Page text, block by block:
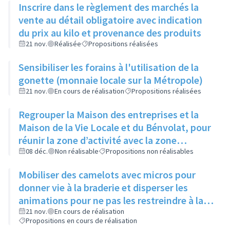
Inscrire dans le règlement des marchés la
vente au détail obligatoire avec indication
du prix au kilo et provenance des produits
21 nov. Réalisée Propositions réalisées
Sensibiliser les forains à l'utilisation de la
gonette (monnaie locale sur la Métropole)
21 nov. En cours de réalisation Propositions réalisées
Regrouper la Maison des entreprises et la
Maison de la Vie Locale et du Bénvolat, pour
réunir la zone d’activité avec la zone
associative
08 déc. Non réalisable Propositions non réalisables
Mobiliser des camelots avec micros pour
donner vie à la braderie et disperser les
animations pour ne pas les restreindre à la
place Maréchal Juin
21 nov.
En cours de réalisation
Propositions en cours de réalisation